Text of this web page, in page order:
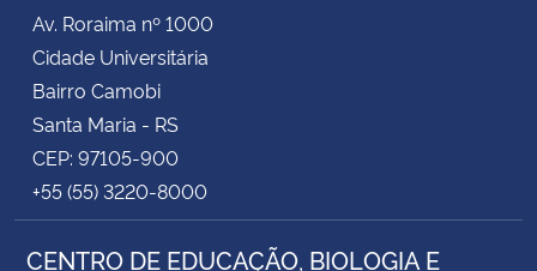
Av. Roraima nº 1000
Cidade Universitária
Bairro Camobi
Santa Maria - RS
CEP: 97105-900
+55 (55) 3220-8000
CENTRO DE EDUCAÇÃO, BIOLOGIA E